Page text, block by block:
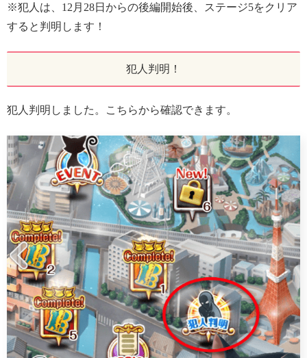
※犯人は、12月28日からの後編開始後、ステージ5をクリア
すると判明します！
犯人判明！
犯人判明しました。こちらから確認できます。